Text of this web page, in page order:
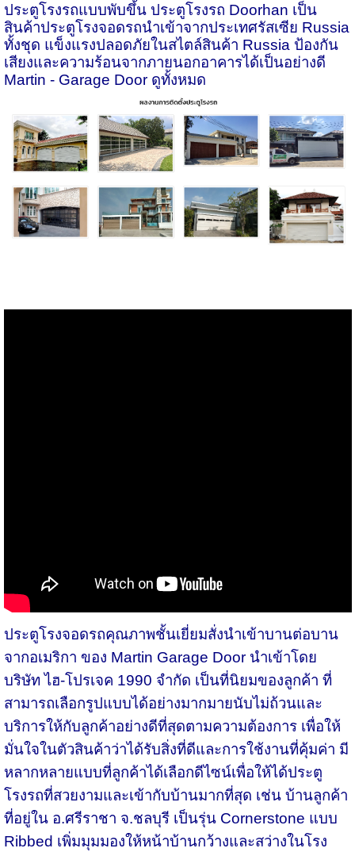
ประตูโรงรถแบบพับขึ้น ประตูโรงรถ Doorhan เป็น
สินค้าประตูโรงจอดรถนำเข้าจากประเทศรัสเซีย Russia
ทั้งชุด แข็งแรงปลอดภัยในสไตล์สินค้า Russia ป้องกัน
เสียงและความร้อนจากภายนอกอาคารได้เป็นอย่างดี
Martin - Garage Door ดูทั้งหมด
ประตูโรงจอดรถคุณภาพชั้นเยี่ยมสั่งนำเข้าบานต่อบาน
จากอเมริกา ของ Martin Garage Door นำเข้าโดย
บริษัท ไฮ-โปรเจค 1990 จำกัด เป็นที่นิยมของลูกค้า ที่
สามารถเลือกรูปแบบได้อย่างมากมายนับไม่ถ้วนและ
บริการให้กับลูกค้าอย่างดีที่สุดตามความต้องการ เพื่อให้
มั่นใจในตัวสินค้าว่าได้รับสิ่งที่ดีและการใช้งานที่คุ้มค่า มี
หลากหลายแบบที่ลูกค้าได้เลือกดีไซน์เพื่อให้ได้ประตู
โรงรถที่สวยงามและเข้ากับบ้านมากที่สุด เช่น บ้านลูกค้า
ที่อยู่ใน อ.ศรีราชา จ.ชลบุรี เป็นรุ่น Cornerstone แบบ
Ribbed เพิ่มมุมมองให้หน้าบ้านกว้างและสว่างในโรง